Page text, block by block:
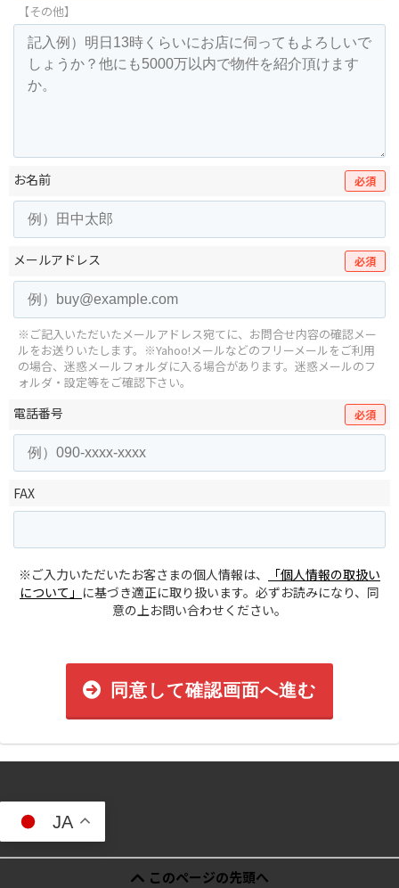
【その他】
お名前 必須
メールアドレス 必須
※ご記入いただいたメールアドレス宛てに、お問合せ内容の確認メー
ルをお送りいたします。 ※Yahoo!メールなどのフリーメールをご利用
の場合、迷惑メールフォルダに入る場合があります。 迷惑メールのフ
ォルダ・設定等をご確認下さい。
電話番号 必須
FAX
※ご入力いただいたお客さまの個人情報は、
「個人情報の取扱い
について」 に基づき適正に取り扱います。必ずお読みになり、同
意の上お問い合わせください。
同意して確認画面へ進む
JA
このページの先頭へ